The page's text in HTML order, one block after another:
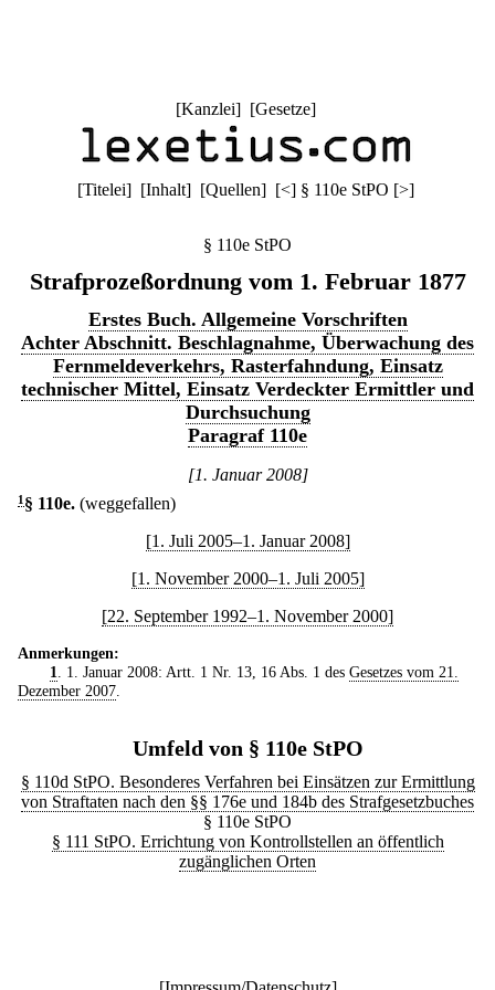
[Kanzlei] [Gesetze]
[Titelei] [Inhalt] [Quellen] [<] § 110e StPO [>]
§ 110e StPO
Strafprozeßordnung vom 1. Februar 1877
Erstes Buch. Allgemeine Vorschriften
Achter Abschnitt. Beschlagnahme, Überwachung des
Fernmeldeverkehrs, Rasterfahndung, Einsatz
technischer Mittel, Einsatz Verdeckter Ermittler und
Durchsuchung
Paragraf 110e
[1. Januar 2008]
1 § 110e. (weggefallen)
[1. Juli 2005–1. Januar 2008]
[1. November 2000–1. Juli 2005]
[22. September 1992–1. November 2000]
Anmerkungen:
1
. 1. Januar 2008: Artt. 1 Nr. 13, 16 Abs. 1 des Gesetzes vom 21.
Dezember 2007
Umfeld von § 110e StPO
§ 110d StPO. Besonderes Verfahren bei Einsätzen zur Ermittlung
von Straftaten nach den §§ 176e und 184b des Strafgesetzbuches
§ 110e StPO
§ 111 StPO. Errichtung von Kontrollstellen an öffentlich
zugänglichen Orten